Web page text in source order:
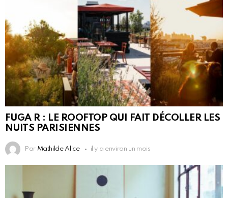
FUGA R : LE ROOFTOP QUI FAIT DÉCOLLER LES
NUITS PARISIENNES
Par Mathilde Alice il y a environ un mois